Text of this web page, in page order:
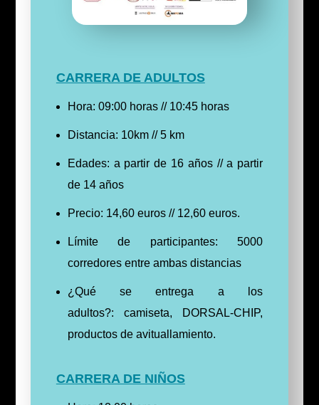
CARRERA DE ADULTOS
Hora: 09:00 horas // 10:45 horas
Distancia: 10km // 5 km
Edades: a partir de 16 años // a partir
de 14 años
Precio: 14,60 euros // 12,60 euros.
Límite de participantes: 5000
corredores entre ambas distancias
¿Qué se entrega a los
adultos?: camiseta, DORSAL-CHIP,
productos de avituallamiento.
CARRERA DE NIÑOS